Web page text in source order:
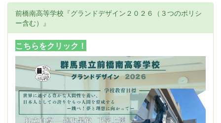
前橋南高等学校『グランドデザイン２０２６（３つのポリシ
ー含む）』
こちらをクリック！